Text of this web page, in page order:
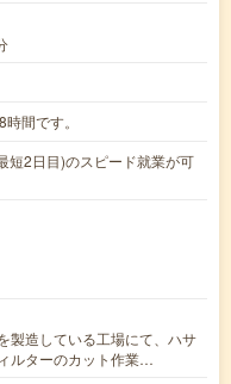
間です。
短2日目)のスピード就業が可
製造している工場にて、ハサ
ルターのカット作業…